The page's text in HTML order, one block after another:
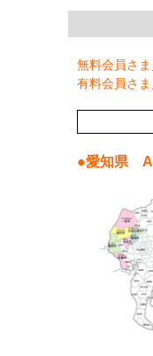
無料会員さ
有料会員さ
●愛知県 A